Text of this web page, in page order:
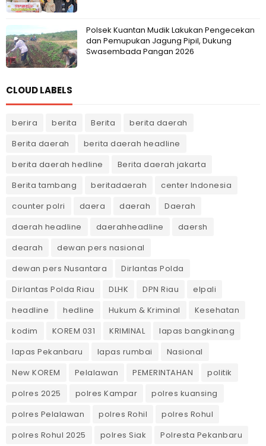
Polsek Kuantan Mudik Lakukan Pengecekan
dan Pemupukan Jagung Pipil, Dukung
Swasembada Pangan 2026
CLOUD LABELS
berira berita Berita
berita daerah
Berita daerah
berita daerah headline
berita daerah hedline
Berita daerah jakarta
Berita tambang
beritadaerah
center Indonesia
counter polri
daera daerah
Daerah
daerah headline
daerahheadline
daersh
dearah
dewan pers nasional
dewan pers Nusantara
Dirlantas Polda
Dirlantas Polda Riau
DLHK DPN Riau
elpali
headline
hedline Hukum & Kriminal
Kesehatan
kodim
KOREM 031 KRIMINAL
lapas bangkinang
lapas Pekanbaru
lapas rumbai
Nasional
New KOREM
Pelalawan PEMERINTAHAN
politik
polres 2025
polres Kampar
polres kuansing
polres Pelalawan
polres Rohil
polres Rohul
polres Rohul 2025
polres Siak Polresta Pekanbaru